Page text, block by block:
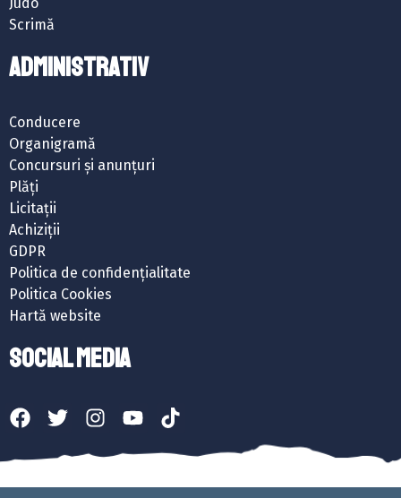
Judo
Scrimă
ADMINISTRATIV
Conducere
Organigramă
Concursuri și anunțuri
Plăți
Licitații
Achiziții
GDPR
Politica de confidențialitate
Politica Cookies
Hartă website
SOCIAL MEDIA